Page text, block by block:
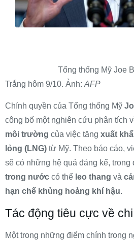
Tổng thống Mỹ Joe
Trắng hôm 9/10. Ảnh: AFP
Chính quyền của Tổng thống Mỹ
công bố một nghiên cứu phân tích
môi trường của việc tăng xuất
lỏng (LNG) từ Mỹ. Theo báo cáo,
sẽ có những hệ quả đáng kể, trong
trong nước có thể leo thang và
hạn chế khủng hoảng khí hậu.
Tác động tiêu cực về
Một trong những điểm chính trong